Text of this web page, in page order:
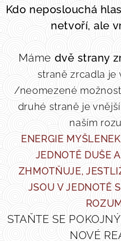
Kdo neposlouchá
netvoří, ale
Máme dvě strany
straně zrcadla je
/neomezené
druhé straně je
naším
ENERGIE
JEDNOTĚ DUŠE
ZHMOTŇUJE,
JSOU V JEDNOTĚ
STAŇTE SE
NOVÉ